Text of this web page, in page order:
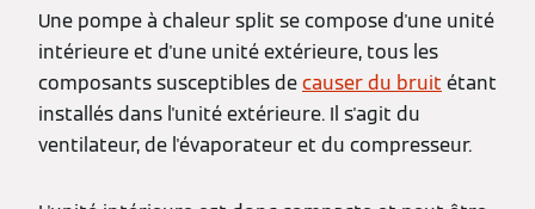
Une pompe à chaleur split se compose d'une unité
intérieure et d'une unité extérieure, tous les
composants susceptibles decauser du bruit étant
installés dans l'unité extérieure. Il s'agit du
ventilateur, de l'évaporateur et du compresseur.